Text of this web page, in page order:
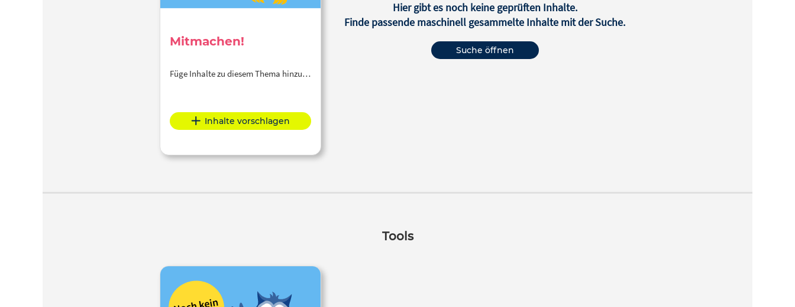
Mitmachen!
Füge Inhalte zu diesem Thema hinzu…
Inhalte vorschlagen
Hier gibt es noch keine geprüften Inhalte.
Finde passende maschinell gesammelte Inhalte mit der Suche.
Suche öffnen
Tools